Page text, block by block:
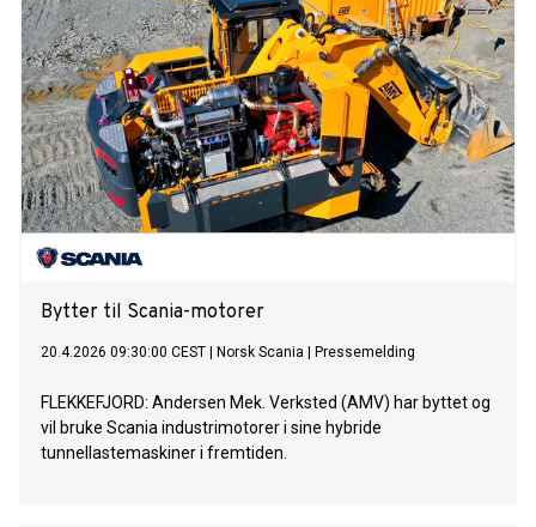
Bytter til Scania-motorer
20.4.2026 09:30:00 CEST Norsk Scania Pressemelding
FLEKKEFJORD: Andersen Mek. Verksted (AMV) har byttet og
vil bruke Scania industrimotorer i sine hybride
tunnellastemaskiner i fremtiden.